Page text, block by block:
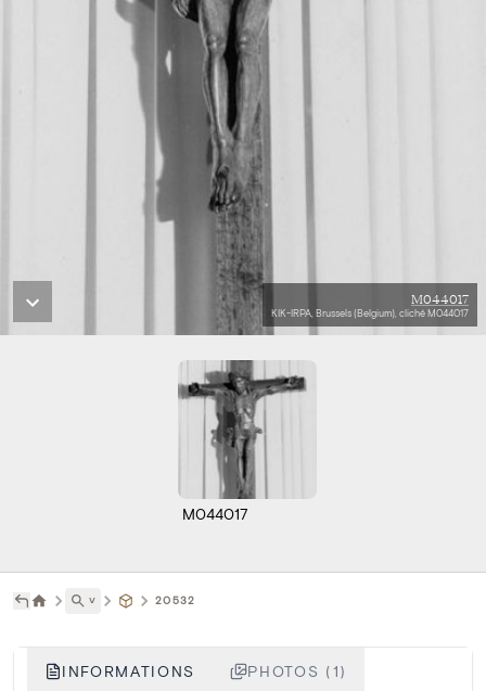
M044017
KIK-IRPA, Brussels (Belgium), cliché M044017
M044017
˅ 20532
INFORMATIONS PHOTOS (1)